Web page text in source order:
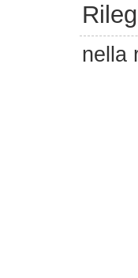
nella